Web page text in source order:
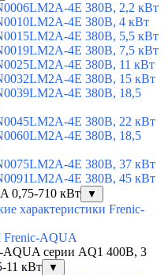
4E 380В, 2,2 кВт
4E 380В, 4 кВт
4E 380В, 5,5 кВт
4E 380В, 7,5 кВт
4E 380В, 11 кВт
4E 380В, 15 кВт
4E 380В, 18,5
4E 380В, 22 кВт
4E 380В, 18,5
4E 380В, 37 кВт
4E 380В, 45 кВт
0,75-710 кВт
▼
характеристики Frenic-
AQUA
серии AQ1 400В, 3
11 кВт
▼